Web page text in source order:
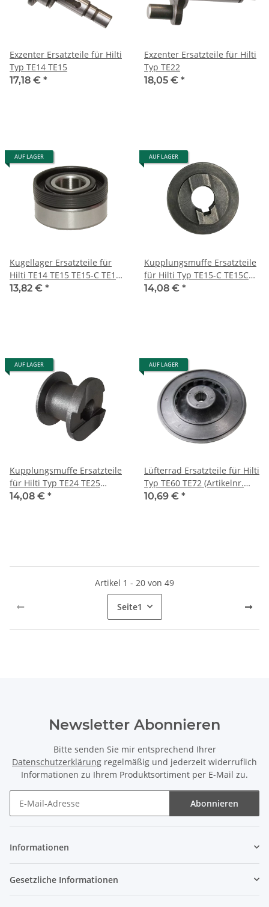
Exzenter Ersatzteile für Hilti
Typ TE14 TE15
17,18 € *
Exzenter Ersatzteile für Hilti
Typ TE22
18,05 € *
AUF LAGER
Kugellager Ersatzteile für
Hilti TE14 TE15 TE15-C TE18-
M TE104 TE54 TE55 TE504
13,82 € *
AUF LAGER
Kupplungsmuffe Ersatzteile
für Hilti Typ TE15-C TE15C
(287333)
14,08 € *
AUF LAGER
Kupplungsmuffe Ersatzteile
für Hilti Typ TE24 TE25
(Artikelnr. 76193)
14,08 € *
AUF LAGER
Lüfterrad Ersatzteile für Hilti
Typ TE60 TE72 (Artikelnr.
72562)
10,69 € *
Artikel 1 - 20 von 49
Seite1
Newsletter Abonnieren
Bitte senden Sie mir entsprechend Ihrer
Datenschutzerklärung regelmäßig und jederzeit widerruflich
Informationen zu Ihrem Produktsortiment per E-Mail zu.
Abonnieren
Informationen
Gesetzliche Informationen